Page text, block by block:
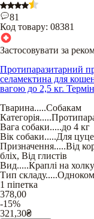
81
Код товару: 08381
Застосовувати за
Протипаразитарний
селамектина для
вагою до 2,5 кг.
Тварина.....Собакам
Категорія.....
Вага собаки.....до 4 кг
Вік собаки.....Для
Призначення.....Від
бліх, Від глистів
Вид.....Краплі на холку
Тип складу.....
1 піпетка
378,00
-15%
321,30₴